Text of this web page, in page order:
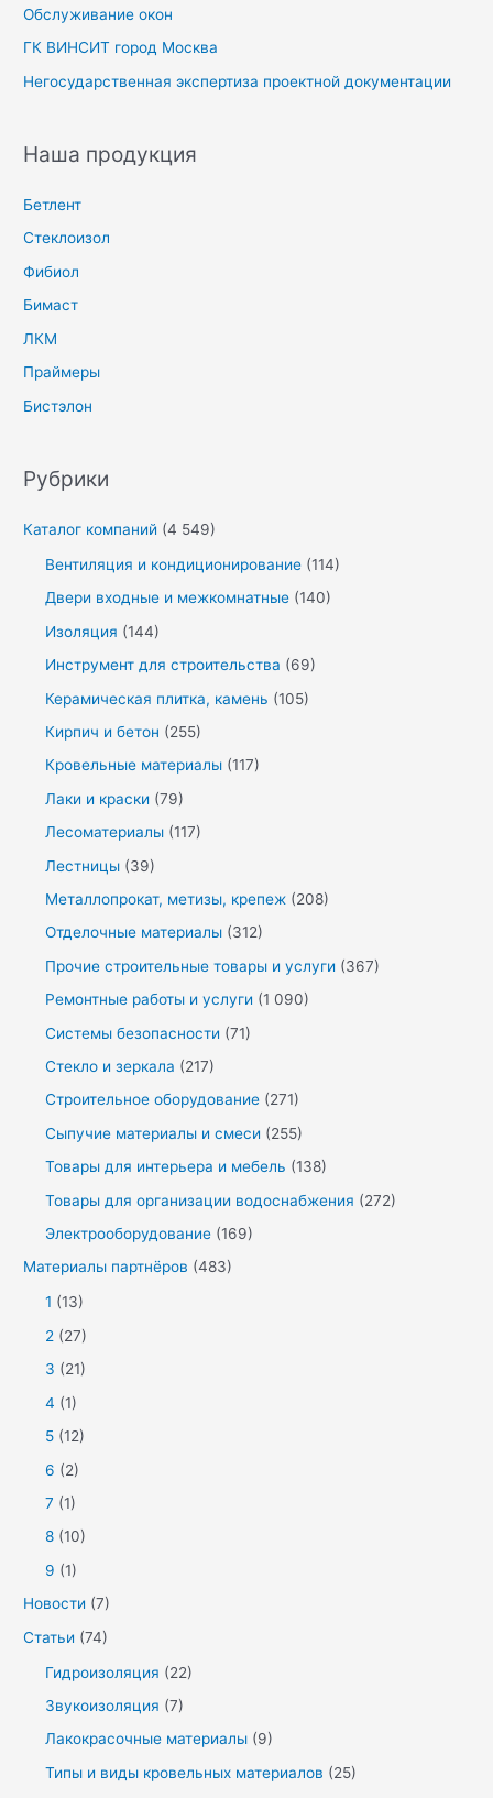
Обслуживание окон
ГК ВИНСИТ город Москва
Негосударственная экспертиза проектной документации
Наша продукция
Бетлент
Стеклоизол
Фибиол
Бимаст
ЛКМ
Праймеры
Бистэлон
Рубрики
Каталог компаний (4 549)
Вентиляция и кондиционирование (114)
Двери входные и межкомнатные (140)
Изоляция (144)
Инструмент для строительства (69)
Керамическая плитка, камень (105)
Кирпич и бетон (255)
Кровельные материалы (117)
Лаки и краски (79)
Лесоматериалы (117)
Лестницы (39)
Металлопрокат, метизы, крепеж (208)
Отделочные материалы (312)
Прочие строительные товары и услуги (367)
Ремонтные работы и услуги (1 090)
Системы безопасности (71)
Стекло и зеркала (217)
Строительное оборудование (271)
Сыпучие материалы и смеси (255)
Товары для интерьера и мебель (138)
Товары для организации водоснабжения (272)
Электрооборудование (169)
Материалы партнёров (483)
1 (13)
2 (27)
3 (21)
4 (1)
5 (12)
6 (2)
7 (1)
8 (10)
9 (1)
Новости (7)
Статьи (74)
Гидроизоляция (22)
Звукоизоляция (7)
Лакокрасочные материалы (9)
Типы и виды кровельных материалов (25)